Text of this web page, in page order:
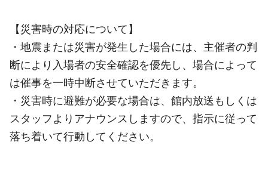
【災害時の対応について】
・地震または災害が発生した場合には、主催者の判
断により入場者の安全確認を優先し、場合によって
は催事を一時中断させていただきます。
・災害時に避難が必要な場合は、館内放送もしくは
スタッフよりアナウンスしますので、指示に従って
落ち着いて行動してください。